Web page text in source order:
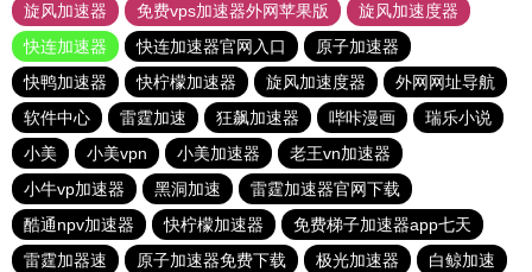
旋风加速器
免费vps加速器外网苹果版
旋风加速度器
快连加速器
快连加速器官网入口
原子加速器
快鸭加速器
快柠檬加速器 旋风加速度器
外网网址导航
软件中心
雷霆加速 狂飙加速器 哔咔漫画
瑞乐小说
小美
小美vpn 小美加速器
老王vn加速器
小牛vp加速器
黑洞加速
雷霆加速器官网下载
酷通npv加速器
快柠檬加速器
免费梯子加速器app七天
雷霆加器速
原子加速器免费下载 极光加速器 白鲸加速